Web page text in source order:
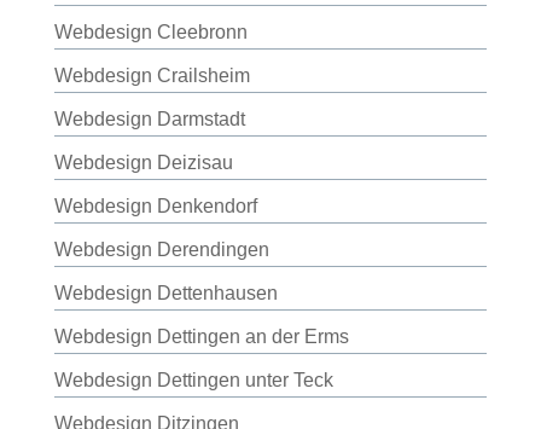
Webdesign Cleebronn
Webdesign Crailsheim
Webdesign Darmstadt
Webdesign Deizisau
Webdesign Denkendorf
Webdesign Derendingen
Webdesign Dettenhausen
Webdesign Dettingen an der Erms
Webdesign Dettingen unter Teck
Webdesign Ditzingen